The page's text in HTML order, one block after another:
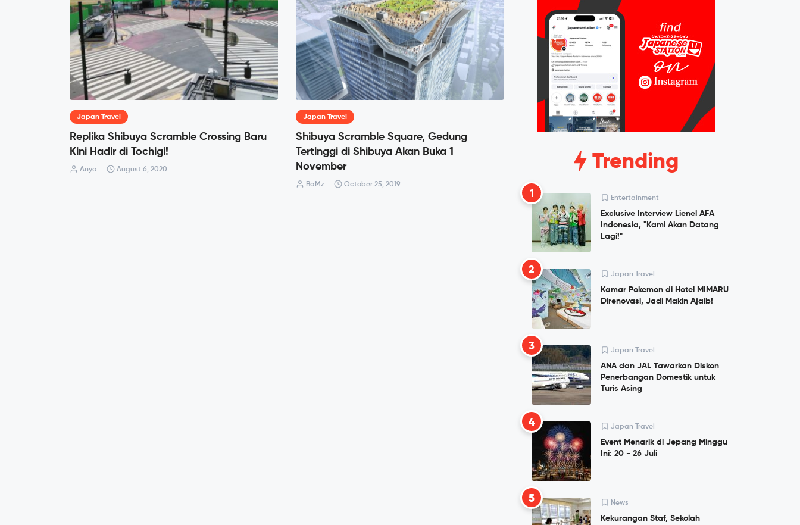
Japan Travel
Replika Shibuya Scramble Crossing Baru
Kini Hadir di Tochigi!
Anya August 6, 2020
Japan Travel
Shibuya Scramble Square, Gedung
Tertinggi di Shibuya Akan Buka 1
November
BaMz October 25, 2019
Trending
1 Entertainment
Exclusive Interview Lienel AFA
Indonesia, "Kami Akan Datang
Lagi!"
2 Japan Travel
Kamar Pokemon di Hotel MIMARU
Direnovasi, Jadi Makin Ajaib!
3 Japan Travel
ANA dan JAL Tawarkan Diskon
Penerbangan Domestik untuk
Turis Asing
4 Japan Travel
Event Menarik di Jepang Minggu
Ini: 20 - 26 Juli
5 News
Kekurangan Staf, Sekolah